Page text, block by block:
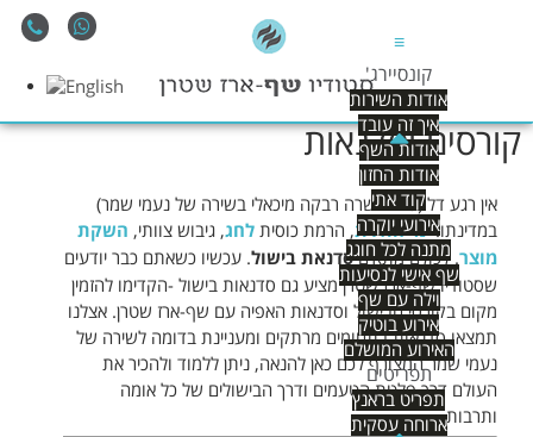
≡
קונסיירג'
אודות השירות
איך זה עובד
אודות השף
אודות החזון
קוד אתי
אירועי יוקרה
מתנה לכל חוגג
שף אישי לנסיעות
וילה עם שף
אירוע בוטיק
האירוע המושלם
תפריטים
תפריט בראנץ
ארוחה עסקית
קורסים וסדנאות
אין רגע דל (כמו ששרה רבקה מיכאלי בשירה של נעמי שמר)
במדינתו.ימי הולדת, הרמת כוסית לחג, גיבוש צוותי, השקת
מוצר. לכולם מתאיםסדנאת בישול. עכשיו כשאתם כבר יודעים
שסטודיו שף-ארז שטרן מציע גם סדנאות בישול -הקדימו להזמין
מקום בקורסי הבישול וסדנאות האפיה עם שף-ארז שטרן. אצלנו
תמצאו סדנאות בתחומים מרתקים ומעניינת בדומה לשירה של
נעמי שמר המצורף לכם כאן להנאה, ניתן ללמוד ולהכיר את
העולם דרך פלטת הטעמים ודרך הבישולים של כל אומה
ותרבות.